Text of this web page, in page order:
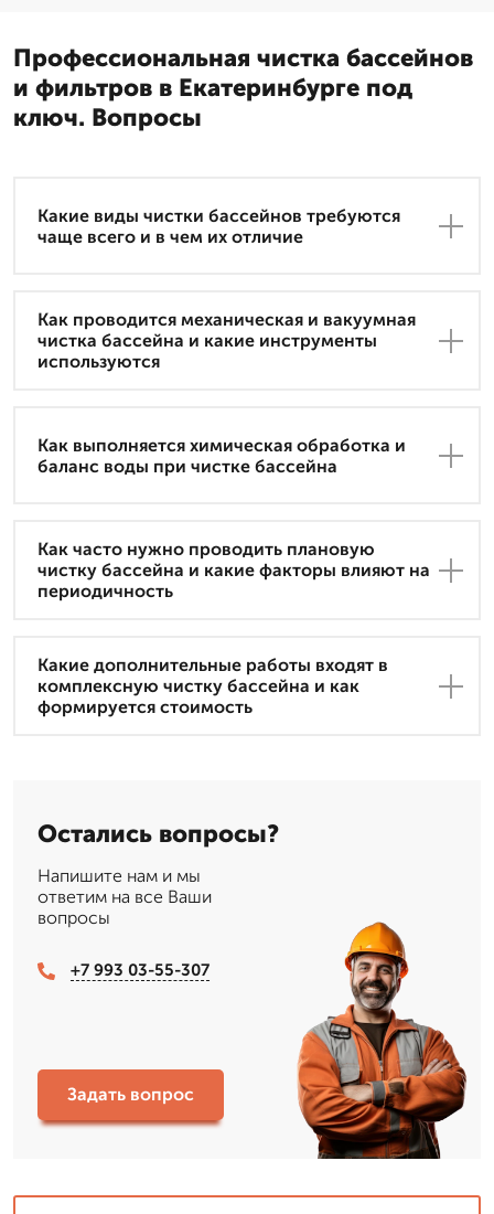
Профессиональная чистка бассейнов
и фильтров в Екатеринбурге под
ключ. Вопросы
Какие виды чистки бассейнов требуются
чаще всего и в чем их отличие
Как проводится механическая и вакуумная
чистка бассейна и какие инструменты
используются
Как выполняется химическая обработка и
баланс воды при чистке бассейна
Как часто нужно проводить плановую
чистку бассейна и какие факторы влияют на
периодичность
Какие дополнительные работы входят в
комплексную чистку бассейна и как
формируется стоимость
Остались вопросы?
Напишите нам и мы
ответим на все Ваши
вопросы
+7 993 03-55-307
Задать вопрос